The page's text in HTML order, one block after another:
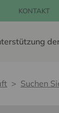
KONTAKT
Suchen